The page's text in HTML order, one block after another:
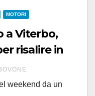
MOTORI
a Viterbo,
risalire in
weekend da un